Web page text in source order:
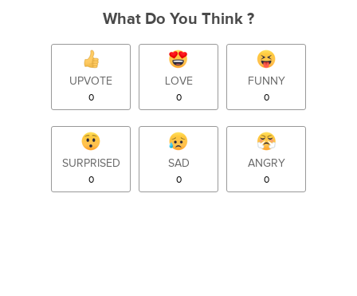
What Do You Think ?
UPVOTE
0
LOVE
0
FUNNY
0
SURPRISED
0
SAD
0
ANGRY
0